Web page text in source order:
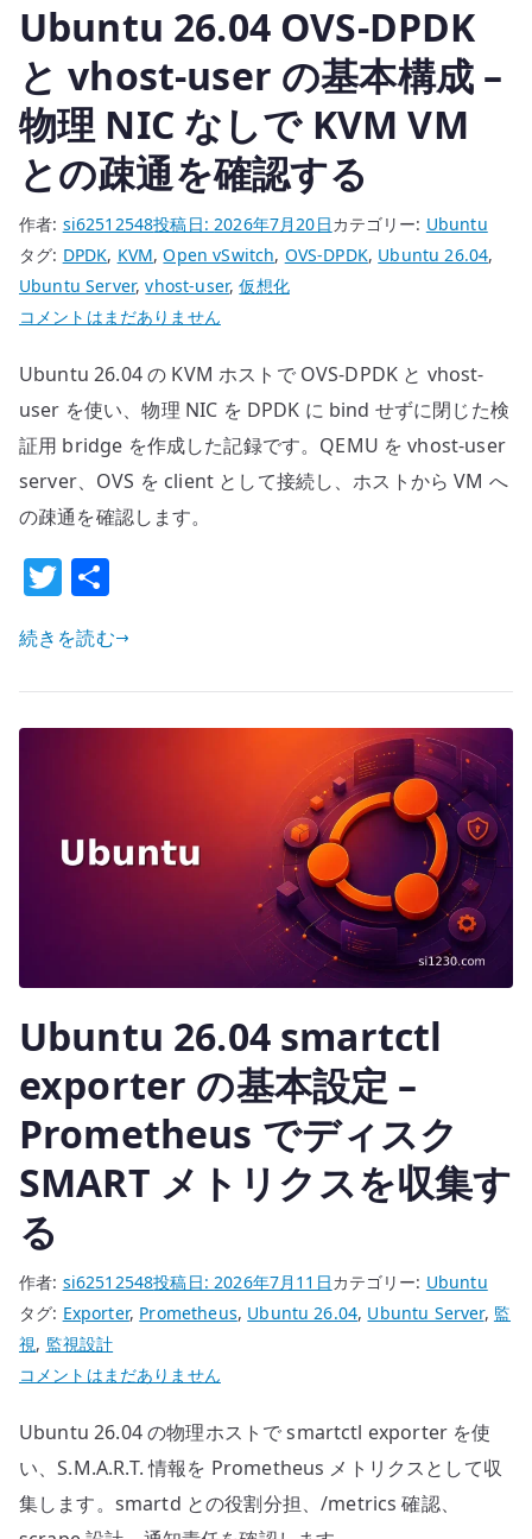
Ubuntu 26.04 OVS-DPDK
と vhost-user の基本構成 –
物理 NIC なしで KVM VM
との疎通を確認する
作者: si62512548投稿日:2026年7月20日カテゴリー: Ubuntu
タグ: DPDK, KVM,Open vSwitch, OVS-DPDK, Ubuntu 26.04,
Ubuntu Server,vhost-user,仮想化
Ubuntu
OVS-
DPDK
と
の
基
本
構
–
の
疎
通
を
確
認
す
へ
の
コメントはまだありません
Ubuntu 26.04 の KVM ホストで OVS-DPDK と vhost-
user を使い、物理 NIC を DPDK に bind せずに閉じた検
証用 bridge を作成した記録です。QEMU を vhost-user
server、OVS を client として接続し、ホストから VM へ
の疎通を確認します。
T
w
it
te
r
続きを読む
Ubuntu 26.04 smartctl
exporter の基本設定 –
Prometheus でディスク
SMART メトリクスを収集す
る
作者: si62512548投稿日: 2026年7月11日カテゴリー: Ubuntu
タグ: Exporter, Prometheus, Ubuntu 26.04, Ubuntu Server, 監
視, 監視設計
Ubuntu
smartctl
exporter
の
コメントはまだありません
Ubuntu 26.04 の物理ホストで smartctl exporter を使
い、S.M.A.R.T. 情報を Prometheus メトリクスとして収
集します。smartd との役割分担、/metrics 確認、